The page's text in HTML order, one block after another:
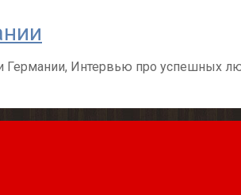
Интервью про успешных